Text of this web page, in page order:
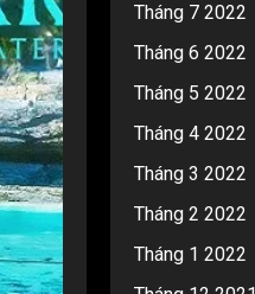
Tháng 7 2022
Tháng 6 2022
Tháng 5 2022
Tháng 4 2022
Tháng 3 2022
Tháng 2 2022
Tháng 1 2022